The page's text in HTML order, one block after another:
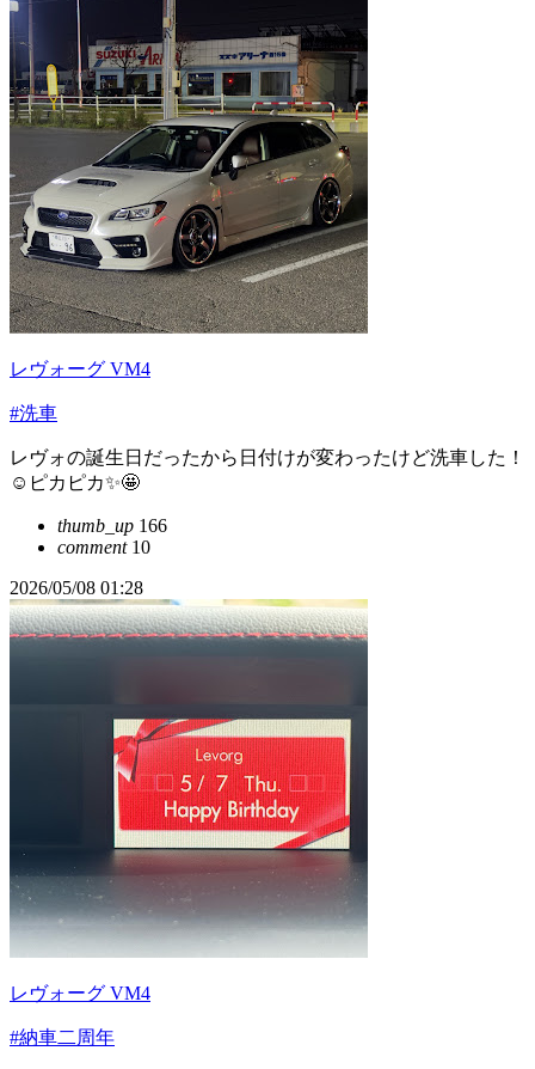
レヴォーグ VM4
#洗車
レヴォの誕生日だったから日付けが変わったけど洗車した！
☺️ピカピカ✨🤩
thumb_up 166
comment10
2026/05/08 01:28
レヴォーグ VM4
#納車二周年